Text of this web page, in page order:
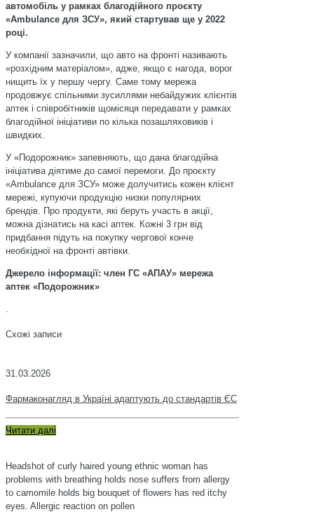
автомобіль у рамках благодійного проєкту
«Ambulance для ЗСУ», який стартував ще у 2022
році.
У компанії зазначили, що авто на фронті називають
«розхідним матеріалом», адже, якщо є нагода, ворог
нищить їх у першу чергу. Саме тому мережа
продовжує спільними зусиллями небайдужих клієнтів
аптек і співробітників щомісяця передавати у рамках
благодійної ініціативи по кілька позашляховиків і
швидких.
У «Подорожник» запевняють, що дана благодійна
ініціатива діятиме до самої перемоги. До проєкту
«Ambulance для ЗСУ» може долучитись кожен клієнт
мережі, купуючи продукцію низки популярних
брендів. Про продукти, які беруть участь в акції,
можна дізнатись на касі аптек. Кожні 3 грн від
придбання підуть на покупку чергової конче
необхідної на фронті автівки.
Джерело інформації: член ГС «АПАУ» мережа
аптек «Подорожник»
.
Схожі записи
31.03.2026
Фармаконагляд в Україні адаптують до стандартів ЄС
Читати далі
Headshot of curly haired young ethnic woman has
problems with breathing holds nose suffers from allergy
to camomile holds big bouquet of flowers has red itchy
eyes. Allergic reaction on pollen